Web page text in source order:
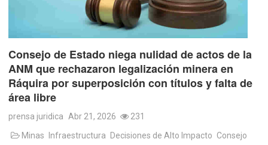
Consejo de Estado niega nulidad de actos de la
ANM que rechazaron legalización minera en
Ráquira por superposición con títulos y falta de
área libre
prensa juridica Abr 21, 2026
231
Minas
Infraestructura Decisiones de Alto Impacto Consejo